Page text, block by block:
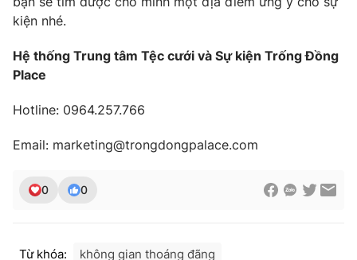
kiện nhé.
Hệ thống Trung tâm Tệc cưới và Sự kiện Trống Đồng
Place
Hotline: 0964.257.766
Email: marketing@trongdongpalace.com
0 0
Từ khóa:
không gian thoáng đãng